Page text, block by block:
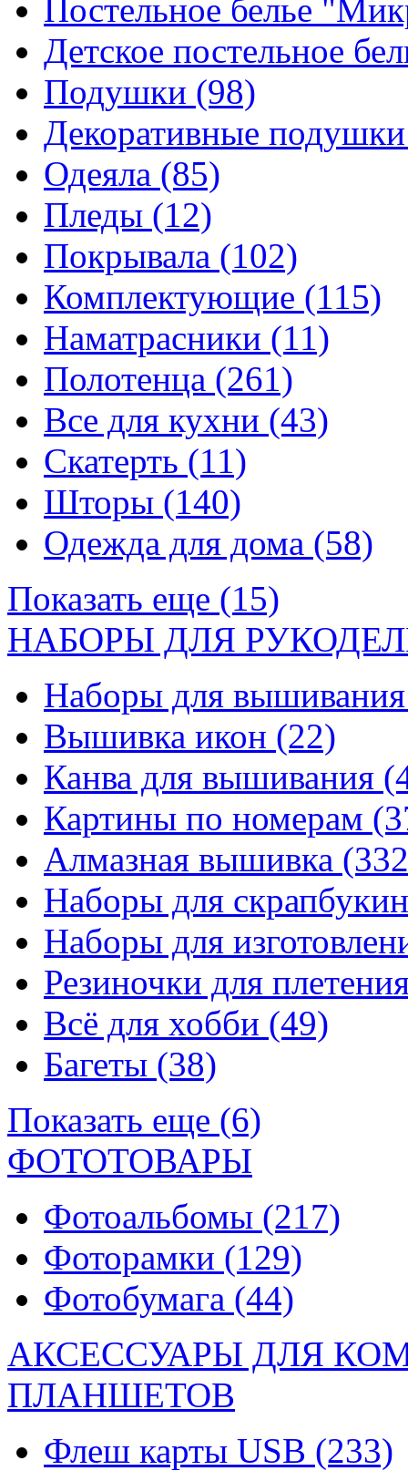
Постельное белье
Детское постельное
Подушки (98)
Декоративные
Одеяла (85)
Пледы (12)
Покрывала (102)
Комплектующие (115)
Наматрасники (11)
Полотенца (261)
Все для кухни (43)
Скатерть (11)
Шторы (140)
Одежда для дома (58)
Показать еще (15)
НАБОРЫ ДЛЯ
Наборы для
Вышивка икон (22)
Канва для вышивания
Картины по номерам
Алмазная вышивка
Наборы для
Наборы для
Резиночки для
Всё для хобби (49)
Багеты (38)
Показать еще (6)
ФОТОТОВАРЫ
Фотоальбомы (217)
Фоторамки (129)
Фотобумага (44)
АКСЕССУАРЫ ДЛЯ
ПЛАНШЕТОВ
Флеш карты USB (233)